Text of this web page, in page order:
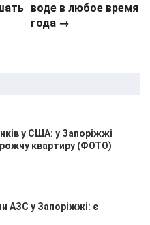
воде в любое время
года →
у США: у Запоріжжі
квартиру (ФОТО)
АЗС у Запоріжжі: є